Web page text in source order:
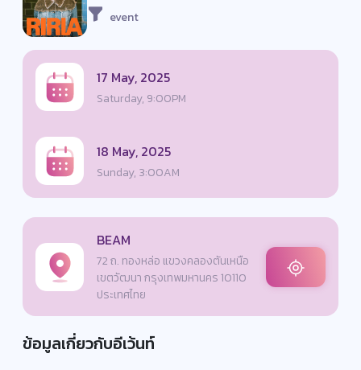
event
17 May, 2025
Saturday, 9:00PM
18 May, 2025
Sunday, 3:00AM
BEAM
72 ถ. ทองหล่อ แขวงคลองตันเหนือ
เขตวัฒนา กรุงเทพมหานคร 10110
ประเทศไทย
ข้อมูลเกี่ยวกับอีเว้นท์